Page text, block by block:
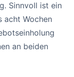
Sinnvoll ist ein
acht Wochen
an beiden